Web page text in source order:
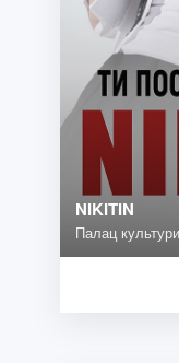
NIKITIN
Палац